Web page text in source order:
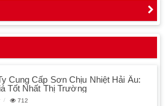
Cung Cấp Sơn Chịu Nhiệt Hải Âu:
Tốt Nhất Thị Trường
712